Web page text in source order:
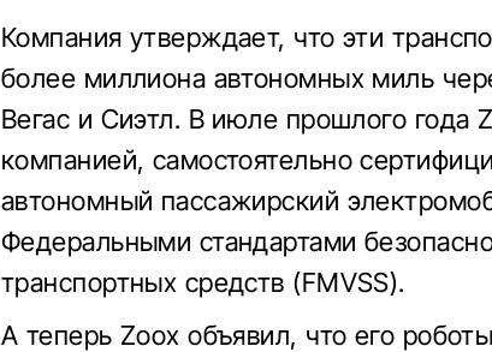
Компания утверждает, что эти
более миллиона автономных миль
Вегас и Сиэтл. В июле прошлого года
компанией, самостоятельно
автономный пассажирский
Федеральными стандартами
транспортных средств (FMVSS).
А теперь Zoox объявил, что его